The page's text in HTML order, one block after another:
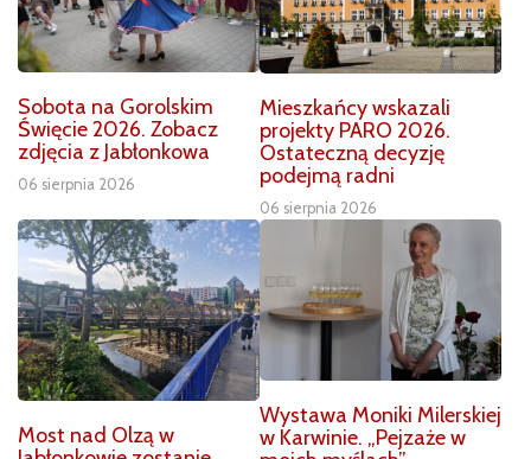
Sobota na Gorolskim
Święcie 2026. Zobacz
zdjęcia z Jabłonkowa
06 sierpnia 2026
Mieszkańcy wskazali
projekty PARO 2026.
Ostateczną decyzję
podejmą radni
06 sierpnia 2026
Most nad Olzą w
Wystawa Moniki Milerskiej
w Karwinie. „Pejzaże w